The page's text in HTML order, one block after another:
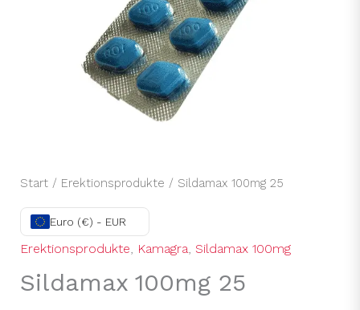
Start/ Erektionsprodukte / Sildamax 100mg 25
Euro (€) - EUR
Erektionsprodukte, Kamagra, Sildamax 100mg
Sildamax 100mg 25